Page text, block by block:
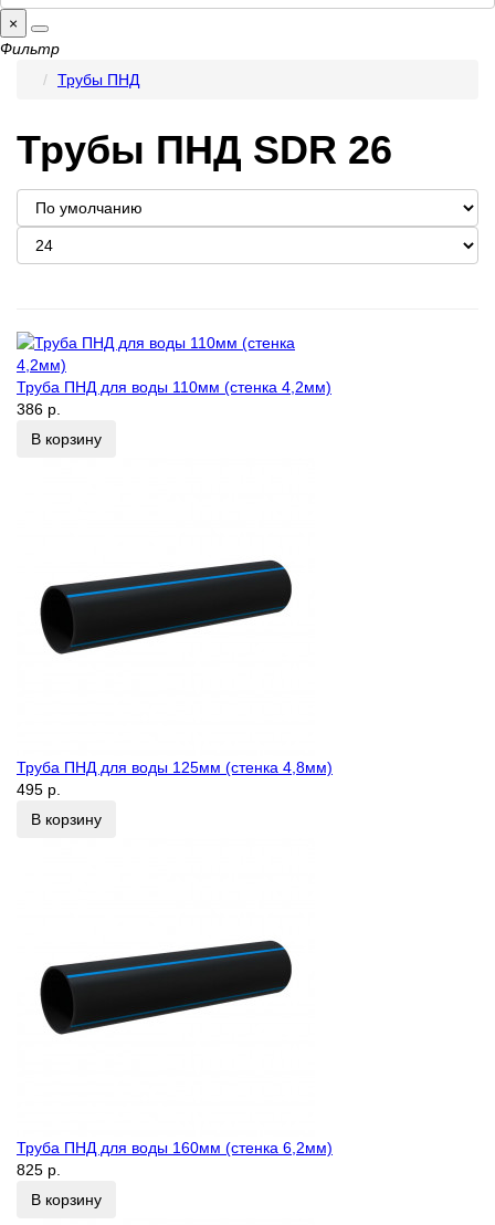
×
Фильтр
Трубы ПНД
Трубы ПНД SDR 26
Труба ПНД для воды 110мм (стенка 4,2мм)
386 р.
В корзину
Труба ПНД для воды 125мм (стенка 4,8мм)
495 р.
В корзину
Труба ПНД для воды 160мм (стенка 6,2мм)
825 р.
В корзину